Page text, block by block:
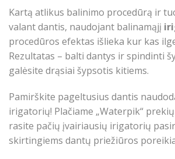
Kartą atlikus balinimo procedūrą ir
valant dantis, naudojant balinamąjį
procedūros efektas išlieka kur kas
Rezultatas – balti dantys ir spindinti
galėsite drąsiai šypsotis kitiems.
Pamirškite pageltusius dantis
irigatorių! Plačiame „Waterpik“
rasite pačių įvairiausių irigatorių
skirtingiems dantų priežiūros